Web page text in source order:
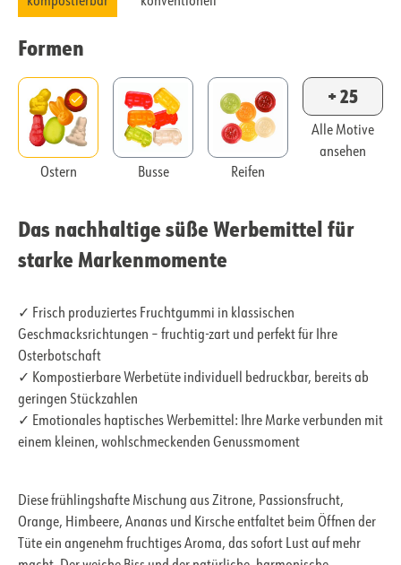
Formen
Ostern Busse Reifen
+ 25
Alle Motive
ansehen
Das nachhaltige süße Werbemittel für
starke Markenmomente
✓ Frisch produziertes Fruchtgummi in klassischen
Geschmacksrichtungen – fruchtig-zart und perfekt für Ihre
Osterbotschaft
✓ Kompostierbare Werbetüte individuell bedruckbar, bereits ab
geringen Stückzahlen
✓ Emotionales haptisches Werbemittel: Ihre Marke verbunden mit
einem kleinen, wohlschmeckenden Genussmoment
Diese frühlingshafte Mischung aus Zitrone, Passionsfrucht,
Orange, Himbeere, Ananas und Kirsche entfaltet beim Öffnen der
Tüte ein angenehm fruchtiges Aroma, das sofort Lust auf mehr